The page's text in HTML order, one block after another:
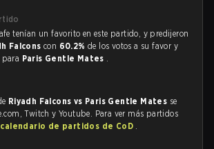
tenían un favorito en este partido, y predijeron
Falconscon 60.2%de los votos a su favor y
para Paris Gentle Mates .
Riyadh Falcons vs Paris Gentle Mates se
Twitch y Youtube. Para ver más partidos
calendario de partidos de CoD .